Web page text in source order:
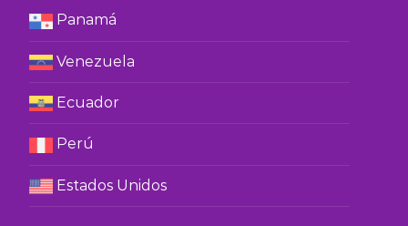
Panamá
Venezuela
Ecuador
Perú
Estados Unidos